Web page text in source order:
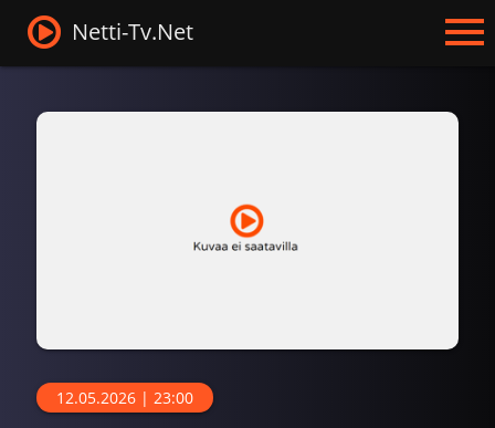
Netti-Tv.Net
12.05.2026 | 23:00